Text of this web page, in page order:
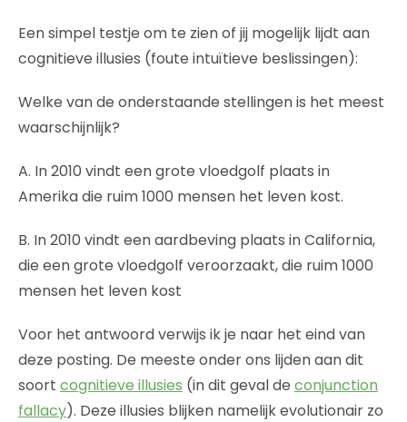
Een simpel testje om te zien of jij mogelijk lijdt aan
cognitieve illusies (foute intuïtieve beslissingen):
Welke van de onderstaande stellingen is het meest
waarschijnlijk?
A. In 2010 vindt een grote vloedgolf plaats in
Amerika die ruim 1000 mensen het leven kost.
B. In 2010 vindt een aardbeving plaats in California,
die een grote vloedgolf veroorzaakt, die ruim 1000
mensen het leven kost
Voor het antwoord verwijs ik je naar het eind van
deze posting. De meeste onder ons lijden aan dit
soort cognitieve illusies (in dit geval de conjunction
fallacy). Deze illusies blijken namelijk evolutionair zo